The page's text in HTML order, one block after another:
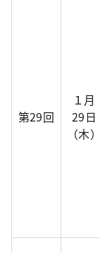
第29回
１月
29日
（木）